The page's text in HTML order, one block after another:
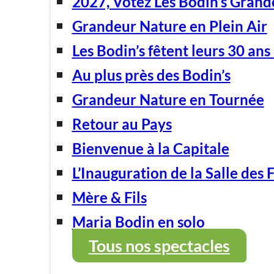
Grandeur Nature en Plein Air
Les Bodin’s fêtent leurs 30 ans
Au plus près des Bodin’s
Grandeur Nature en Tournée
Retour au Pays
Bienvenue à la Capitale
L’Inauguration de la Salle des
Mère & Fils
Maria Bodin en solo
Tous nos spectacles